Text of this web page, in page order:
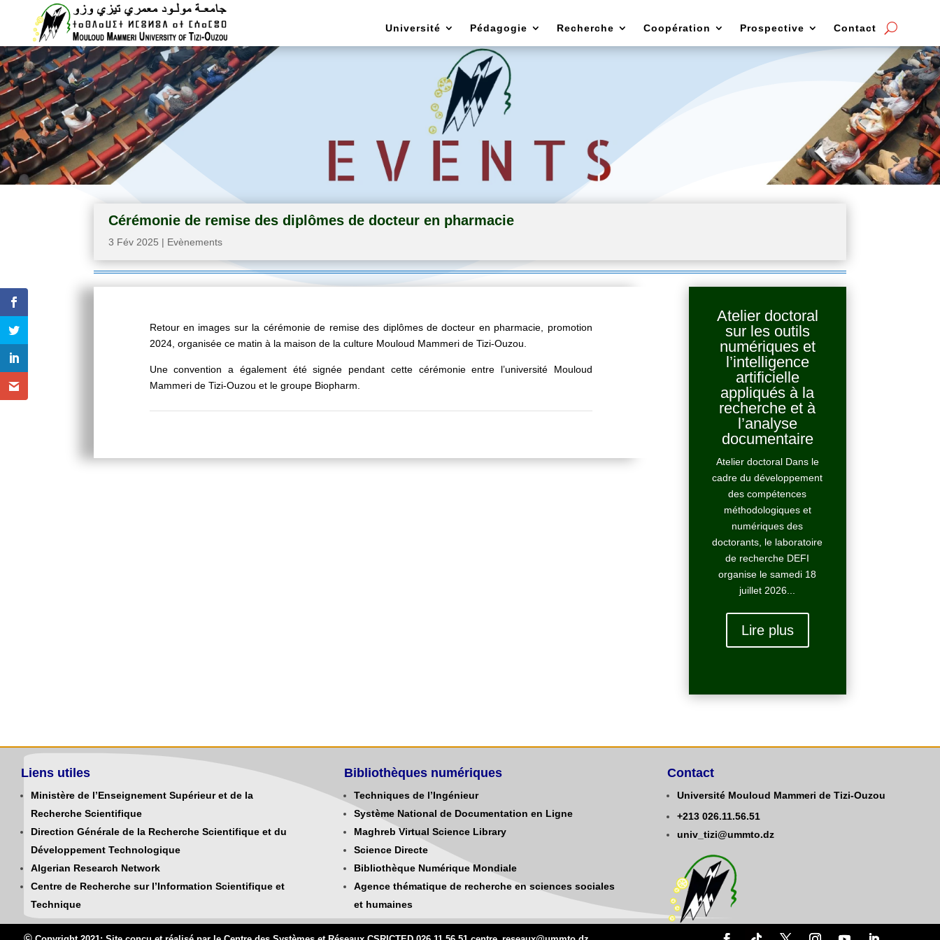
Université Pédagogie Recherche Coopération Prospective Contact
Cérémonie de remise des diplômes de docteur en pharmacie
3 Fév 2025 | Evènements
Retour en images sur la cérémonie de remise des diplômes de docteur en pharmacie, promotion
2024, organisée ce matin à la maison de la culture Mouloud Mammeri de Tizi-Ouzou.
Une convention a également été signée pendant cette cérémonie entre l’université Mouloud
Mammeri de Tizi-Ouzou et le groupe Biopharm.
Atelier doctoral
sur les outils
numériques et
l’intelligence
artificielle
appliqués à la
recherche et à
l’analyse
documentaire
Atelier doctoral Dans le
cadre du développement
des compétences
méthodologiques et
numériques des
doctorants, le laboratoire
de recherche DEFI
organise le samedi 18
juillet 2026...
Lire plus
Liens utiles
Ministère de l’Enseignement Supérieur et de la
Recherche Scientifique
Direction Générale de la Recherche Scientifique et du
Développement Technologique
Algerian Research Network
Centre de Recherche sur l’Information Scientifique et
Technique
Bibliothèques numériques
Techniques de l’Ingénieur
Système National de Documentation en Ligne
Maghreb Virtual Science Library
Science Directe
Bibliothèque Numérique Mondiale
Agence thématique de recherche en sciences sociales
et humaines
Contact
Université Mouloud Mammeri de Tizi-Ouzou
+213 026.11.56.51
univ_tizi@ummto.dz